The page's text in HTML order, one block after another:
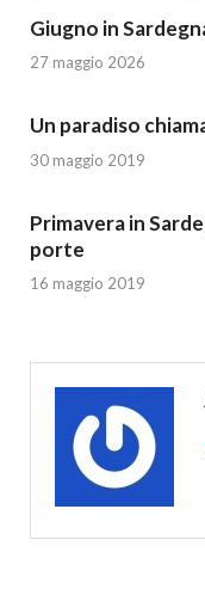
Giugno in
27 maggio 2026
Un paradiso
30 maggio 2019
Primavera in
porte
16 maggio 2019